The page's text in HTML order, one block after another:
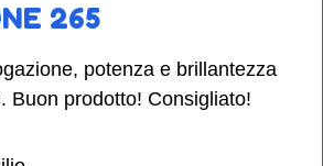
265
potenza e brillantezza
Buon prodotto! Consigliato!